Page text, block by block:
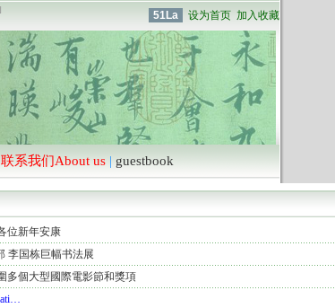
51La 设为首页 加入收藏
联系我们About us | guestbook
位新年安康
李国栋巨幅书法展
多個大型國際電影節和獎項